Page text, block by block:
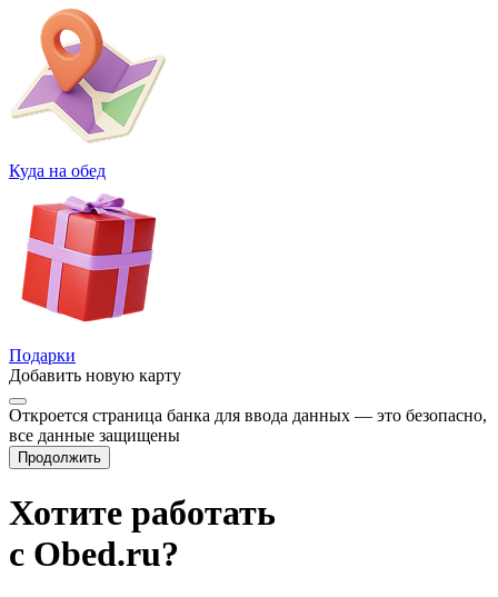
Куда на обед
Подарки
Добавить новую карту
Откроется страница банка для ввода данных — это безопасно,
все данные защищены
Продолжить
Хотите работать
с Obed.ru?